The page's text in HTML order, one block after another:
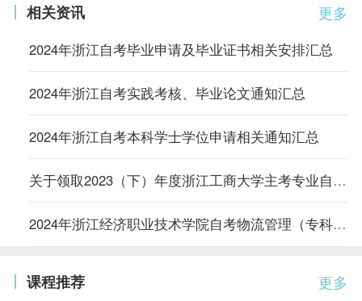
更多
相关资讯
2024年浙江自考毕业申请及毕业证书相关安排汇总
2024年浙江自考实践考核、毕业论文通知汇总
2024年浙江自考本科学士学位申请相关通知汇总
关于领取2023（下）年度浙江工商大学主考专业自考学位证书的通知
2024年浙江经济职业技术学院自考物流管理（专科）专业实践环节考核通知
更多
课程推荐